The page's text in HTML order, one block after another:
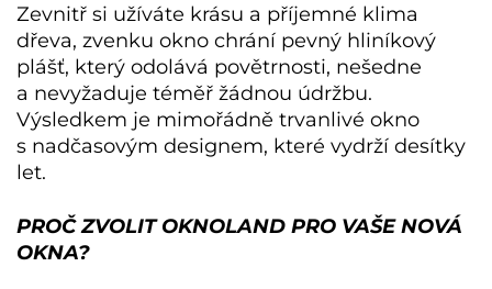
Zevnitř si užíváte krásu a příjemné klima
dřeva, zvenku okno chrání pevný hliníkový
plášť, který odolává povětrnosti, nešedne
a nevyžaduje téměř žádnou údržbu.
Výsledkem je mimořádně trvanlivé okno
s nadčasovým designem, které vydrží desítky
let.
PROČ ZVOLIT OKNOLAND PRO VAŠE NOVÁ
OKNA?